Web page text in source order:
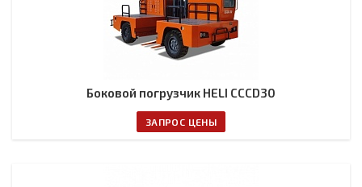
Боковой погрузчик HELI CCCD30
ЗАПРОС ЦЕНЫ